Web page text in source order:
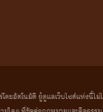
ดยอัตโนมัติ ผู้ดูแลเว็บไซต์แห่งนี้